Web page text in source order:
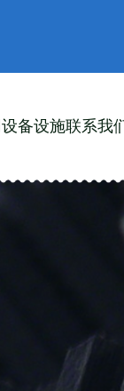
设备设施联系我